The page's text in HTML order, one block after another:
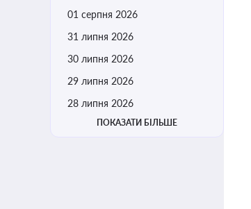
01 серпня 2026
31 липня 2026
30 липня 2026
29 липня 2026
28 липня 2026
ПОКАЗАТИ БІЛЬШЕ